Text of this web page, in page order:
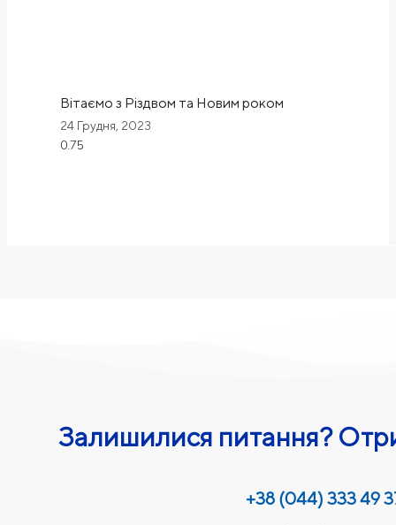
Вітаємо з Різдвом та Новим роком
24 Грудня, 2023
Залишилися питання?
+38 (044) 333 49